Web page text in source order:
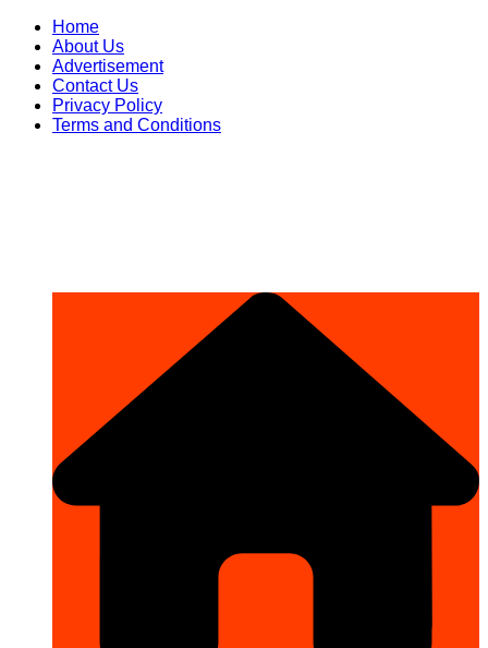
Skip
content
Home
About Us
Advertisement
Contact Us
Privacy Policy
Terms and Conditions